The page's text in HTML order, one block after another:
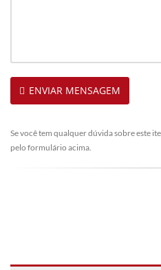
ENVIAR MENSAGEM
Se você tem qualquer dúvida sobre este
pelo formulário acima.